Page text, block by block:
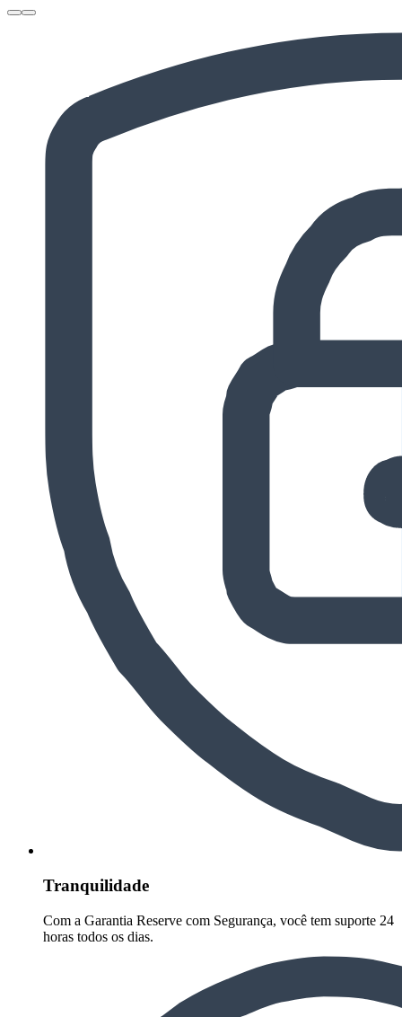
Tranquilidade
Com a Garantia Reserve com Segurança, você tem suporte 24
horas todos os dias.